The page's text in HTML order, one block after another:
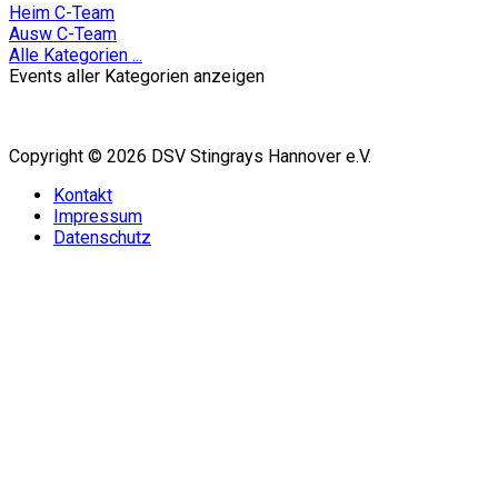
Heim C-Team
Ausw C-Team
Alle Kategorien ...
Events aller Kategorien anzeigen
Copyright © 2026 DSV Stingrays Hannover e.V.
Kontakt
Impressum
Datenschutz